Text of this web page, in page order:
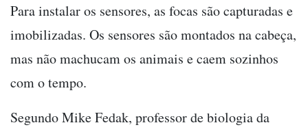
Para instalar os sensores, as focas são capturadas e
imobilizadas. Os sensores são montados na cabeça,
mas não machucam os animais e caem sozinhos
com o tempo.
Segundo Mike Fedak, professor de biologia da